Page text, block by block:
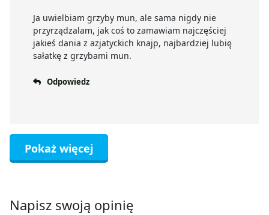
Ja uwielbiam grzyby mun, ale sama nigdy nie
przyrządzalam, jak coś to zamawiam najczęściej
jakieś dania z azjatyckich knajp, najbardziej lubię
sałatkę z grzybami mun.
Odpowiedz
Pokaż więcej
Napisz swoją opinię